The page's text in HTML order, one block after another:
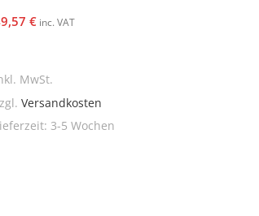
€ inc. VAT
MwSt.
Versandkosten
3-5 Wochen